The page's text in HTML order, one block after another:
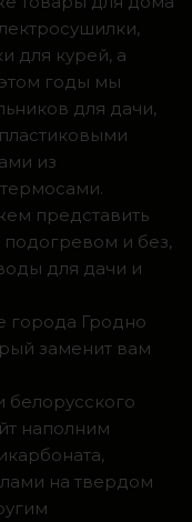
для курей, а
годы мы
для дачи,
из
представить
подогревом и без,
для дачи и
города Гродно
заменит вам
наполним
на твердом